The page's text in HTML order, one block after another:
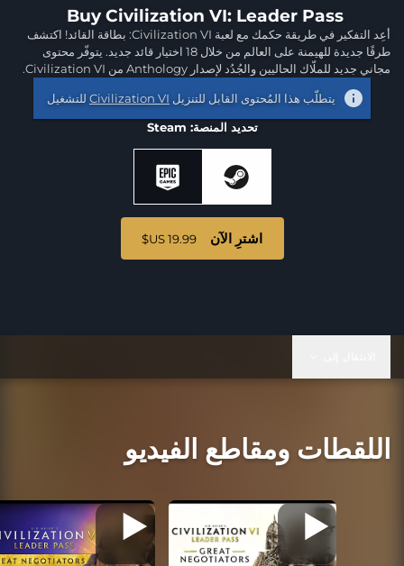
Buy Civilization VI: Leader Pass
أعِد التفكير في طريقة حكمك مع لعبة Civilization VI: بطاقة القائد! اكتشف
طرقًا جديدة للهيمنة على العالم من خلال 18 اختيار قائد جديد. يتوفّر محتوى
مجاني جديد للملّاك الحاليين والجُدُد لإصدار Anthology من Civilization VI.
يتطلّب هذا المُحتوى القابل للتنزيل Civilization VI للتشغيل
تحديد المنصة: Steam
اشترِ الآن
اللقطات ومقاطع الفيديو